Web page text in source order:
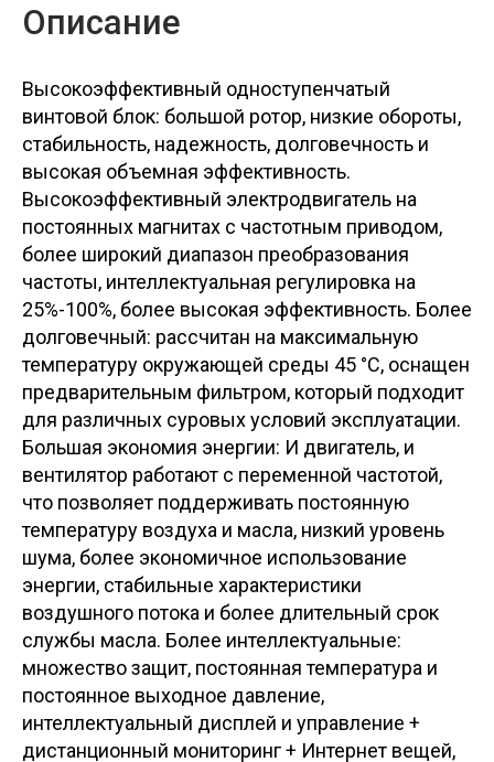
Описание
Высокоэффективный одноступенчатый
винтовой блок: большой ротор, низкие обороты,
стабильность, надежность, долговечность и
высокая объемная эффективность.
Высокоэффективный электродвигатель на
постоянных магнитах с частотным приводом,
более широкий диапазон преобразования
частоты, интеллектуальная регулировка на
25%-100%, более высокая эффективность. Более
долговечный: рассчитан на максимальную
температуру окружающей среды 45 °C, оснащен
предварительным фильтром, который подходит
для различных суровых условий эксплуатации.
Большая экономия энергии: И двигатель, и
вентилятор работают с переменной частотой,
что позволяет поддерживать постоянную
температуру воздуха и масла, низкий уровень
шума, более экономичное использование
энергии, стабильные характеристики
воздушного потока и более длительный срок
службы масла. Более интеллектуальные:
множество защит, постоянная температура и
постоянное выходное давление,
интеллектуальный дисплей и управление +
дистанционный мониторинг + Интернет вещей,